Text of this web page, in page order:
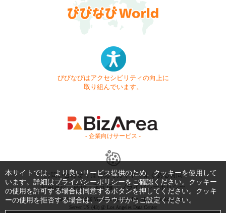
びびなびはアクセシビリティの向上に
取り組んでいます。
- 企業向けサービス -
お問い合わせ はじめてガイド
よくある質問
利用規約
商標・著作権 プライバシーポリシー
Copyright © 1999-2026 Vivid Navigation, Inc. All Rights Reserved.
Server US (43) @ Los Angeles Data Center
本サイトでは、より良いサービス提供のため、クッキーを使用して
います。詳細はプライバシーポリシーをご確認ください。クッキー
の使用を許可する場合は同意するボタンを押してください。クッキ
ーの使用を拒否する場合は、ブラウザからご設定ください。